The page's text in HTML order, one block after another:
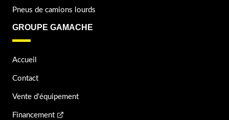
Pneus de camions lourds
GROUPE GAMACHE
Accueil
Contact
Vente d'équipement
Financement